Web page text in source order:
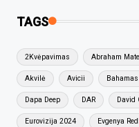
TAGS
2Kvėpavimas Abraham
Akvilė Avicii Bahamas
Dapa Deep DAR David
Eurovizija 2024 Evgenya